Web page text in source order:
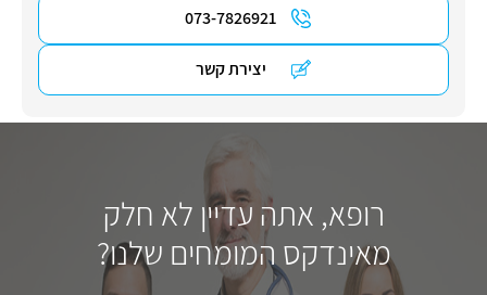
073-7826921
יצירת קשר
רופא, אתה עדיין לא חלק
מאינדקס המומחים שלנו?